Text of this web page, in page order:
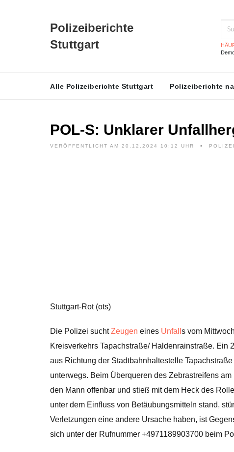
Polizeiberichte
Stuttgart
Alle Polizeiberichte Stuttgart Polizeiberichte
POL-S: Unklarer
VERÖFFENTLICHT AM 20.12.2024 10:12 UHR
Stuttgart-Rot (ots)
Die Polizei suchtZeugen eines Unfall s vom
Kreisverkehrs Tapachstraße/ Haldenrainstraße. Ein
aus Richtung der Stadtbahnhaltestelle
unterwegs. Beim Überqueren des Zebrastreifens
den Mann offenbar und stieß mit dem Heck des
unter dem Einfluss von Betäubungsmitteln stand,
Verletzungen eine andere Ursache haben, ist
sich unter der Rufnummer +4971189903700 beim